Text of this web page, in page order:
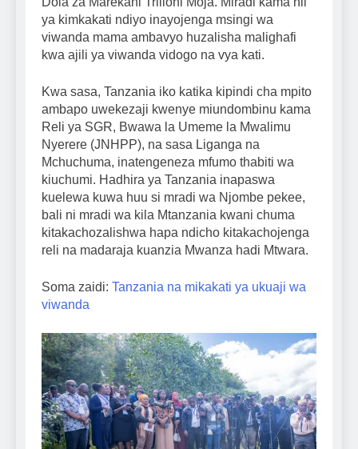
ya kimkakati ndiyo inayojenga msingi wa
viwanda mama ambavyo huzalisha malighafi
kwa ajili ya viwanda vidogo na vya kati.
Kwa sasa, Tanzania iko katika kipindi cha mpito
ambapo uwekezaji kwenye miundombinu kama
Reli ya SGR, Bwawa la Umeme la Mwalimu
Nyerere (JNHPP), na sasa Liganga na
Mchuchuma, inatengeneza mfumo thabiti wa
kiuchumi. Hadhira ya Tanzania inapaswa
kuelewa kuwa huu si mradi wa Njombe pekee,
bali ni mradi wa kila Mtanzania kwani chuma
kitakachozalishwa hapa ndicho kitakachojenga
reli na madaraja kuanzia Mwanza hadi Mtwara.
Soma zaidi: Tanzania na mikakati ya ukuaji wa
viwanda